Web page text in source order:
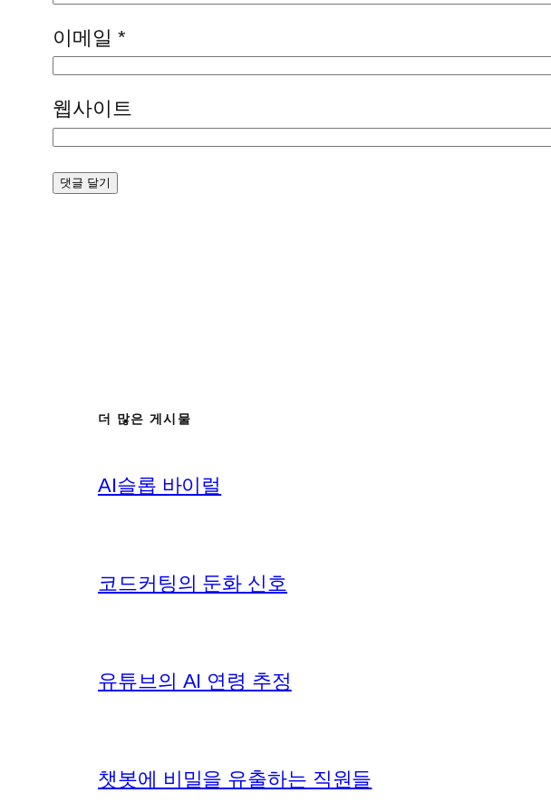
이메일 *
웹사이트
더 많은 게시물
AI슬롭 바이럴
코드커팅의 둔화 신호
유튜브의 AI 연령 추정
챗봇에 비밀을 유출하는 직원들